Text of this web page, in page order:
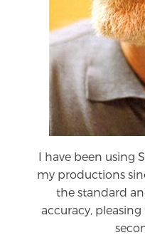
I have been using
my productions
the standard
accuracy,